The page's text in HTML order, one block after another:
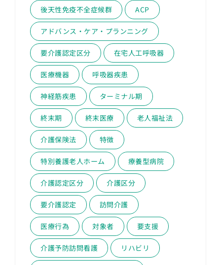
後天性免疫不全症候群 ACP
アドバンス・ケア・プランニング
要介護認定区分 在宅人工呼吸器
医療機器 呼吸器疾患
神経筋疾患 ターミナル期
終末期 終末医療 老人福祉法
介護保険法 特徴
特別養護老人ホーム 療養型病院
介護認定区分 介護区分
要介護認定 訪問介護
医療行為 対象者 要支援
介護予防訪問看護 リハビリ